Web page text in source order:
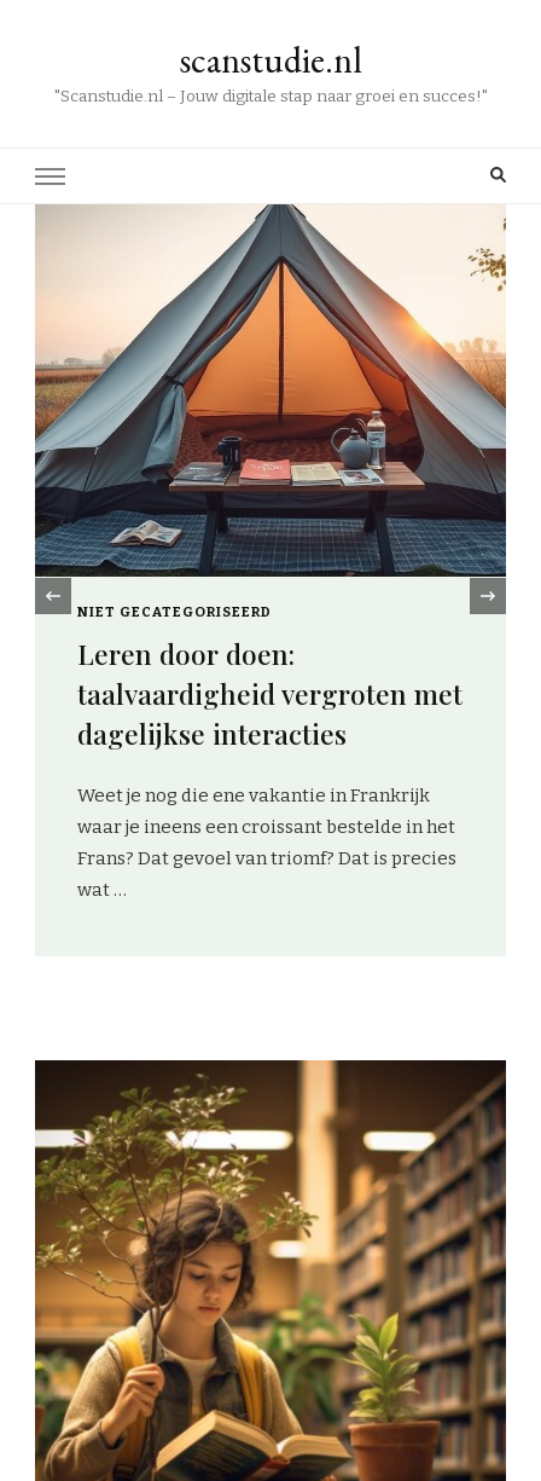
scanstudie.nl
"Scanstudie.nl – Jouw digitale stap naar groei en succes!"
NIET GECATEGORISEERD
Leren door doen:
taalvaardigheid vergroten met
dagelijkse interacties
Weet je nog die ene vakantie in Frankrijk
waar je ineens een croissant bestelde in het
Frans? Dat gevoel van triomf? Dat is precies
wat …